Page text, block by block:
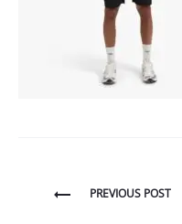
BerichtPREVIOUS POST